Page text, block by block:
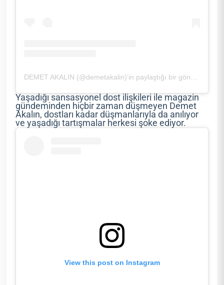
DEMET AKALIN (@demetakalin)’in paylaştığı bir gönderi
Yaşadığı sansasyonel dost ilişkileri ile magazin
gündeminden hiçbir zaman düşmeyen Demet
Akalın, dostları kadar düşmanlarıyla da anılıyor
ve yaşadığı tartışmalar herkesi şoke ediyor.
View this post on Instagram